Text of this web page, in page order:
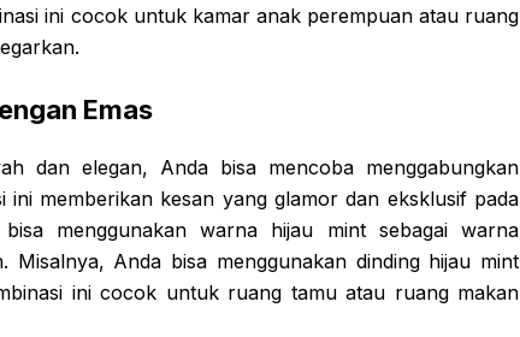
ini cocok untuk kamar anak perempuan atau ruang
Emas
dan elegan, Anda bisa mencoba menggabungkan
ini memberikan kesan yang glamor dan eksklusif pada
menggunakan warna hijau mint sebagai warna
Misalnya, Anda bisa menggunakan dinding hijau mint
ini cocok untuk ruang tamu atau ruang makan